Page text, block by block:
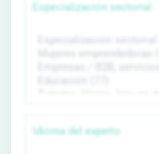
Especialización sectorial
Idioma del experto